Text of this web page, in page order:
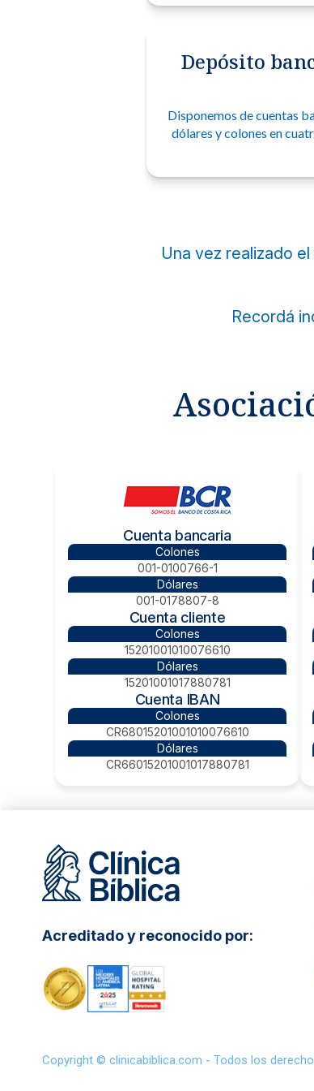
Métodos de pago seguros, simples y
Depósito
Disponemos de cuentas
dólares y colones en
Una vez realizado
Recordá
Cuenta bancaria
Colones
001-0100766-1
Dólares
001-0178807-8
Cuenta cliente
Colones
15201001010076610
Dólares
15201001017880781
Cuenta IBAN
Colones
CR68015201001010076610
Dólares
CR66015201001017880781
Acreditado y reconocido por:
Copyright © clinicabiblica.com - Todos los